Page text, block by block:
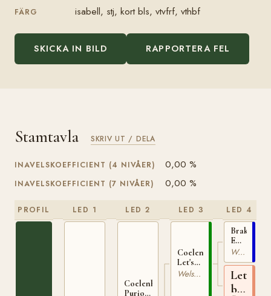
FÄRG isabell, stj, kort bls, vtvfrf, vthbf
SKICKA IN BILD RAPPORTERA FEL
Stamtavla SKRIV UT / DELA
INAVELSKOEFFICIENT (4 NIVÅER) 0,00 %
INAVELSKOEFFICIENT (7 NIVÅER) 0,00 %
PROFIL LED 1 LED 2
Coelenhage's
Purioso
LED 3
Coelenhage's
Let's
Be theWelsh Partbred
LED 4
Emiel
STB-
B
14125
Welshponny
Let's
be